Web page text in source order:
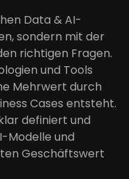
Data & AI-
sondern mit der
richtigen Fragen.
und Tools
Mehrwert durch
Cases entsteht.
definiert und
Modelle und
Geschäftswert